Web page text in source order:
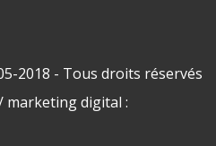
2018 - Tous droits réservés
marketing digital :